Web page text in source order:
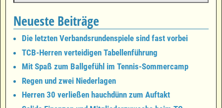
Neueste Beiträge
Die letzten Verbandsrundenspiele sind fast vorbei
TCB-Herren verteidigen Tabellenführung
Mit Spaß zum Ballgefühl im Tennis-Sommercamp
Regen und zwei Niederlagen
Herren 30 verließen hauchdünn zum Auftakt